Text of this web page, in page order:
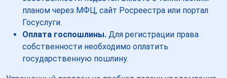
планом через МФЦ, сайт Росреестра или портал
Госуслуги.
Оплата госпошлины. Для регистрации права
собственности необходимо оплатить
государственную пошлину.